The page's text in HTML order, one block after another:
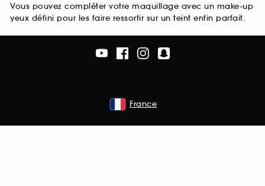
Vous pouvez compléter votre maquillage avec un make-up
yeux défini pour les faire ressortir sur un teint enfin parfait.
France